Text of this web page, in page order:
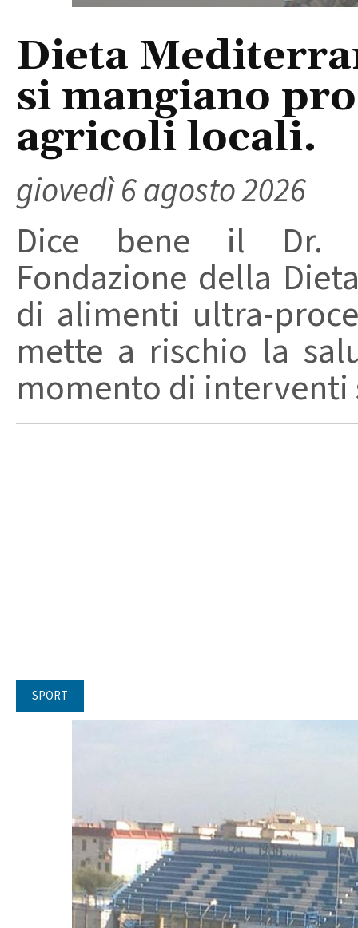
Dieta
si mangiano
agricoli locali.
giovedì 6 agosto 2026
Dice bene il Dr.
Fondazione della
di alimenti ultra-
mette a rischio la
momento di
SPORT